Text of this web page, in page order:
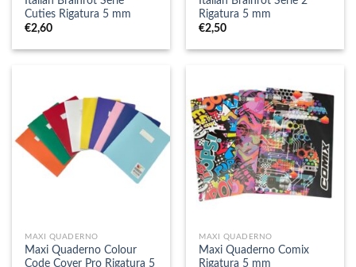
Cuties Rigatura 5 mm
€2,60
Rigatura 5 mm
€2,50
MAXI QUADERNO
Maxi Quaderno Colour
Code Cover Pro Rigatura 5
MAXI QUADERNO
Maxi Quaderno Comix
Rigatura 5 mm